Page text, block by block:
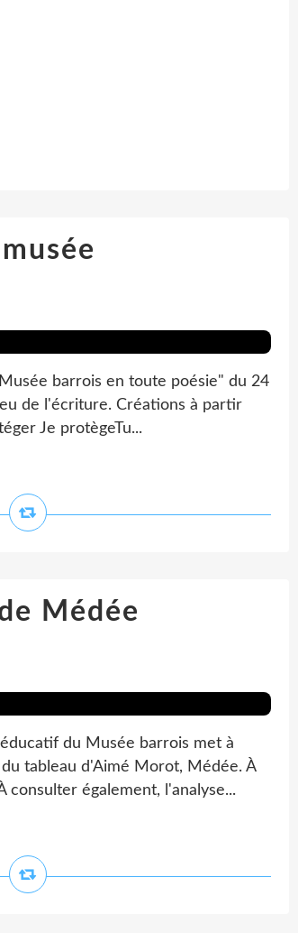
barrois en toute poésie" du 24
de l'écriture. Créations à partir
Je protègeTu...
Médée
du Musée barrois met à
tableau d'Aimé Morot, Médée. À
consulter également, l'analyse...